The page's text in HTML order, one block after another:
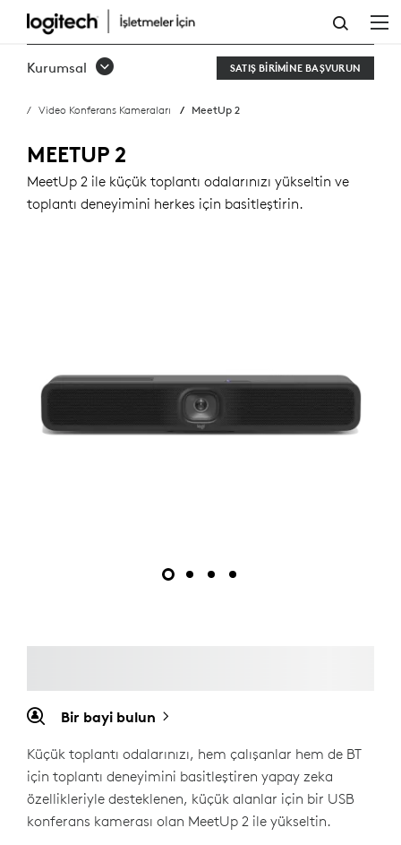
MEETUP
ALIN
Kurumsal SATIŞ BIRIMINE BAŞVURUN
Video Konferans Kameraları MeetUp 2
MEETUP 2
MeetUp 2 ile küçük toplantı odalarınızı yükseltin ve
toplantı deneyimini herkes için basitleştirin.
Bir bayi bulun
Küçük toplantı odalarınızı, hem çalışanlar hem de BT
için toplantı deneyimini basitleştiren yapay zeka
özellikleriyle desteklenen, küçük alanlar için bir USB
konferans kamerası olan MeetUp 2 ile yükseltin.